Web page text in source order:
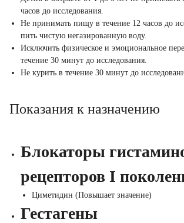
часов до исследования.
Не принимать пищу в течение 12 часов до
пить чистую негазированную воду.
Исключить физическое и эмоциональное
течение 30 минут до исследования.
Не курить в течение 30 минут до
Показания к назначению
Блокаторы
рецепторов I
Циметидин (Повышает значение)
Гестагены